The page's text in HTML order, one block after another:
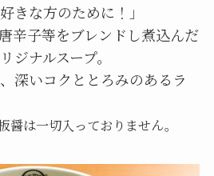
きな方のために！」
辛子等をブレンドし煮込んだ
ジナルスープ。
深いコクととろみのあるラ
は一切入っておりません。